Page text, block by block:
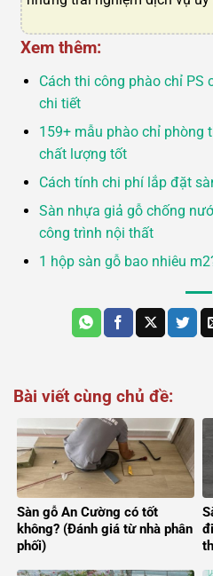
Xem thêm:
Cách thi công phào chỉ PS
chi tiết
159+ mẫu phào chỉ phòng
chất lượng tốt
Cách tính chi phí lắp đặt
Sàn nhựa giả gỗ chống
công trình nội thất
1 hộp sàn gỗ bao nhiêu
Bài viết cùng chủ đề:
Sàn gỗ An Cường có tốt
không? (Đánh giá từ nhà phân
phối)